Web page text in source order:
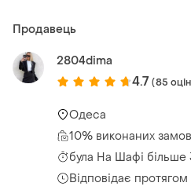
Продавець
2804dima
4.7 (85
Одеса
10% виконаних
була На Шафі більше
Відповідає